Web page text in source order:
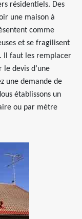
résidentiels. Des
une maison à
comme
et se fragilisent
Il faut les remplacer
le devis d’une
une demande de
établissons un
ou par mètre